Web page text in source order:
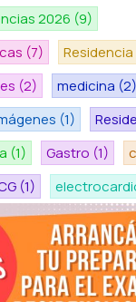
2026 (9)
(7) Residencia
(2) medicina (2)
(1)
(1) Gastro (1)
(1)